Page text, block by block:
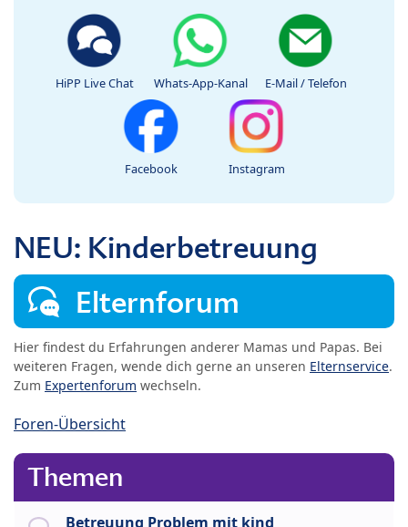
HiPP Live Chat Whats-App-Kanal E-Mail / Telefon
Facebook Instagram
NEU: Kinderbetreuung
Elternforum
Hier findest du Erfahrungen anderer Mamas und Papas. Bei
weiteren Fragen, wende dich gerne an unseren Elternservice.
Zum Expertenforum wechseln.
Foren-Übersicht
Themen
Betreuung Problem mit kind